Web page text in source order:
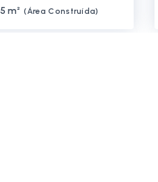
m² (Área Construída)